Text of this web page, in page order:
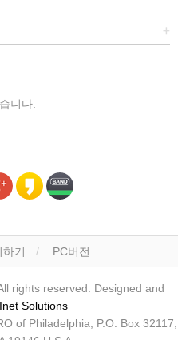
+
니다.
하기 PC버전
rights reserved. Designed and
Solutions
of Philadelphia, P.O. Box 32117,